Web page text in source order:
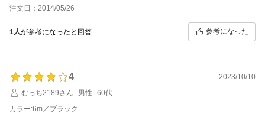
注文日：2014/05/26
1人が参考になったと回答 参考になった
4
2023/10/10
むっち2189さん
男性
60代
カラー:6m／ブラック